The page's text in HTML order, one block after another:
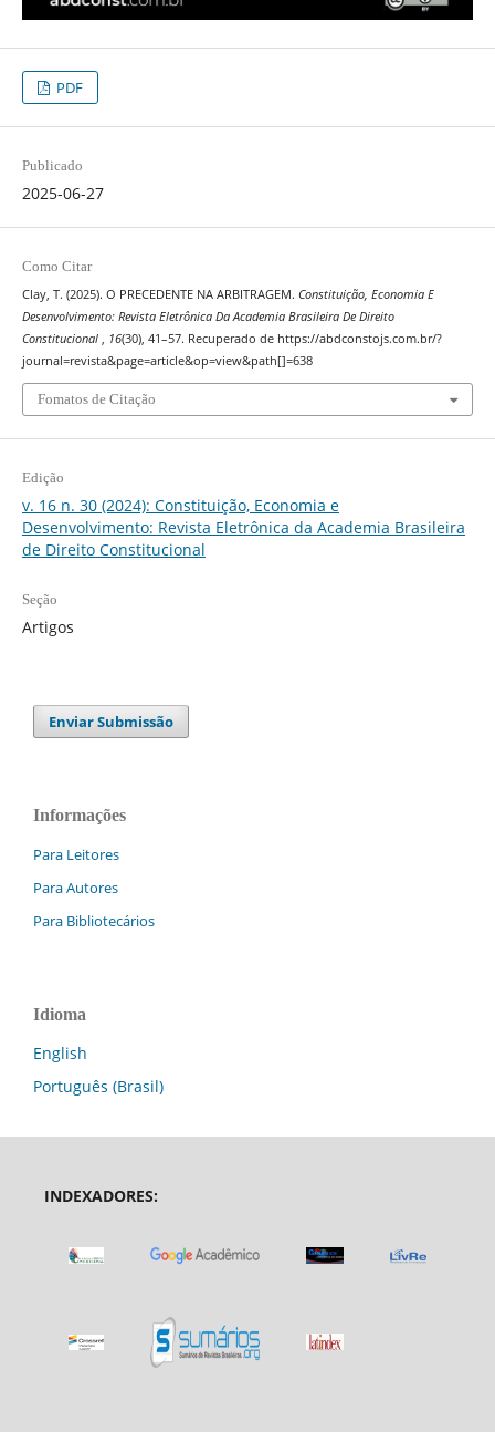
PDF
Publicado
2025-06-27
Como Citar
Clay, T. (2025). O PRECEDENTE NA ARBITRAGEM. Constituição, Economia E
Desenvolvimento: Revista Eletrônica Da Academia Brasileira De Direito
Constitucional
16(30), 41–57. Recuperado de https://abdconstojs.com.br/?
journal=revista&page=article&op=view&path[]=638
Fomatos de Citação
Edição
v. 16 n. 30 (2024): Constituição, Economia e
Desenvolvimento: Revista Eletrônica da Academia Brasileira
de Direito Constitucional
Seção
Artigos
Enviar Submissão
Informações
Para Leitores
Para Autores
Para Bibliotecários
Idioma
English
Português (Brasil)
INDEXADORES: